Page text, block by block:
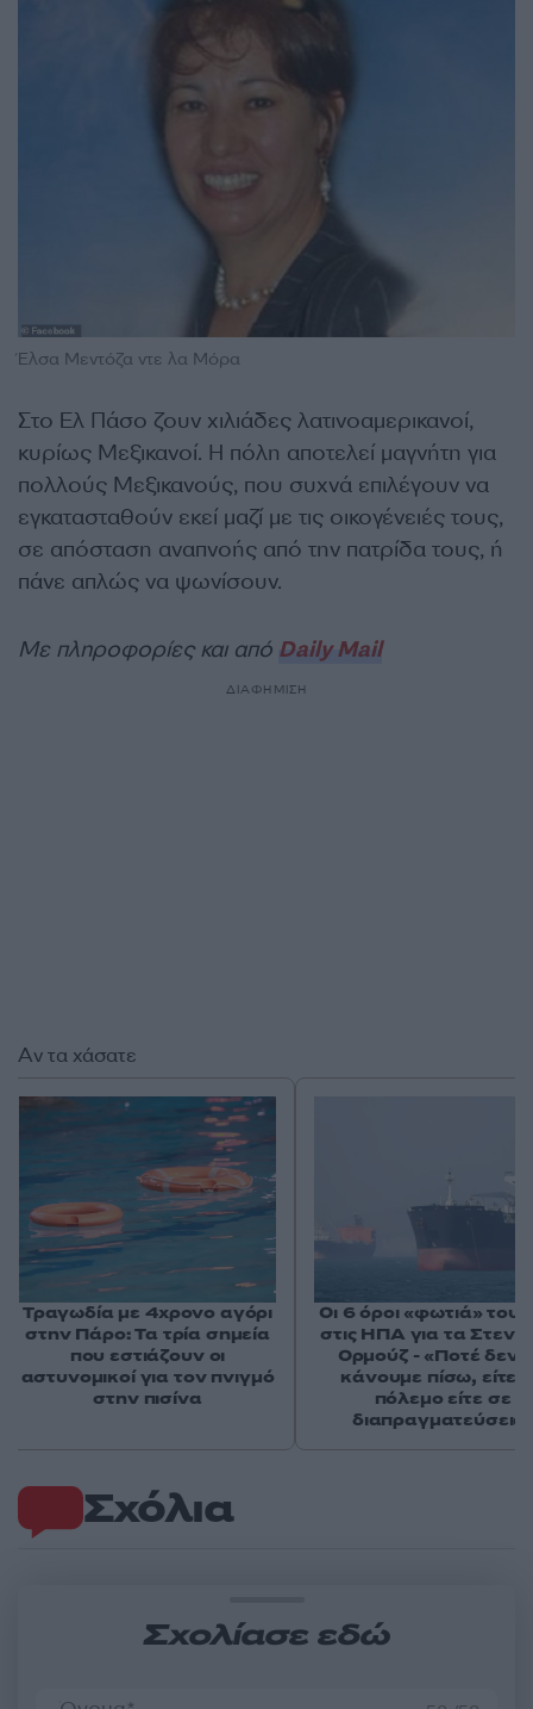
Έλσα Μεντόζα ντε λα Μόρα
Στο Ελ Πάσο ζουν χιλιάδες λατινοαμερικανοί,
κυρίως Μεξικανοί. Η πόλη αποτελεί μαγνήτη για
πολλούς Μεξικανούς, που συχνά επιλέγουν να
εγκατασταθούν εκεί μαζί με τις οικογένειές τους,
σε απόσταση αναπνοής από την πατρίδα τους, ή
πάνε απλώς να ψωνίσουν.
Με πληροφορίες και από Daily Mail
ΔΙΑΦΗΜΙΣΗ
Σχόλια
Σχολίασε εδώ
Αν τα χάσατε
Τραγωδία με 4χρονο αγόρι
στην Πάρο: Τα τρία σημεία
που εστιάζουν οι
αστυνομικοί για τον πνιγμό
στην πισίνα
Οι 6 όροι «φωτιά» του
στις ΗΠΑ για τα Στενά
Ορμούζ - «Ποτέ δεν
κάνουμε πίσω, είτε
πόλεμο είτε σε
διαπραγματεύσεις»